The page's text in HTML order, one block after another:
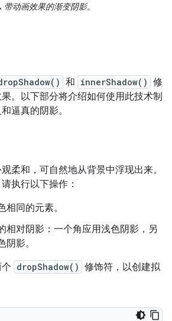
带动画效果的渐变阴影。
和 innerShadow() 修
。以下部分将介绍如何使用此技术制
逼真的阴影。
柔和，可自然地从背景中浮现出来。
执行以下操作：
相同的元素。
相对阴影：一个角应用浅色阴影，另
影。
dropShadow() 修饰符，以创建拟